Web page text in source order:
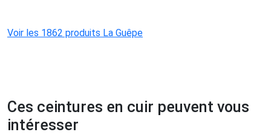
Voir les 1862 produits La Guêpe
Ces ceintures en cuir peuvent vous
intéresser